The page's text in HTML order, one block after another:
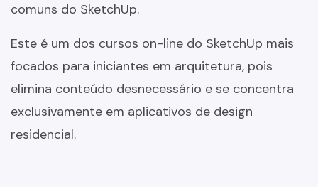
comuns do SketchUp.
Este é um dos cursos on-line do SketchUp mais
focados para iniciantes em arquitetura, pois
elimina conteúdo desnecessário e se concentra
exclusivamente em aplicativos de design
residencial.